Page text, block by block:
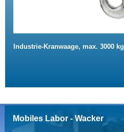
Industrie-Kranwaage, max. 3000 kg
Mobiles Labor - Wacker